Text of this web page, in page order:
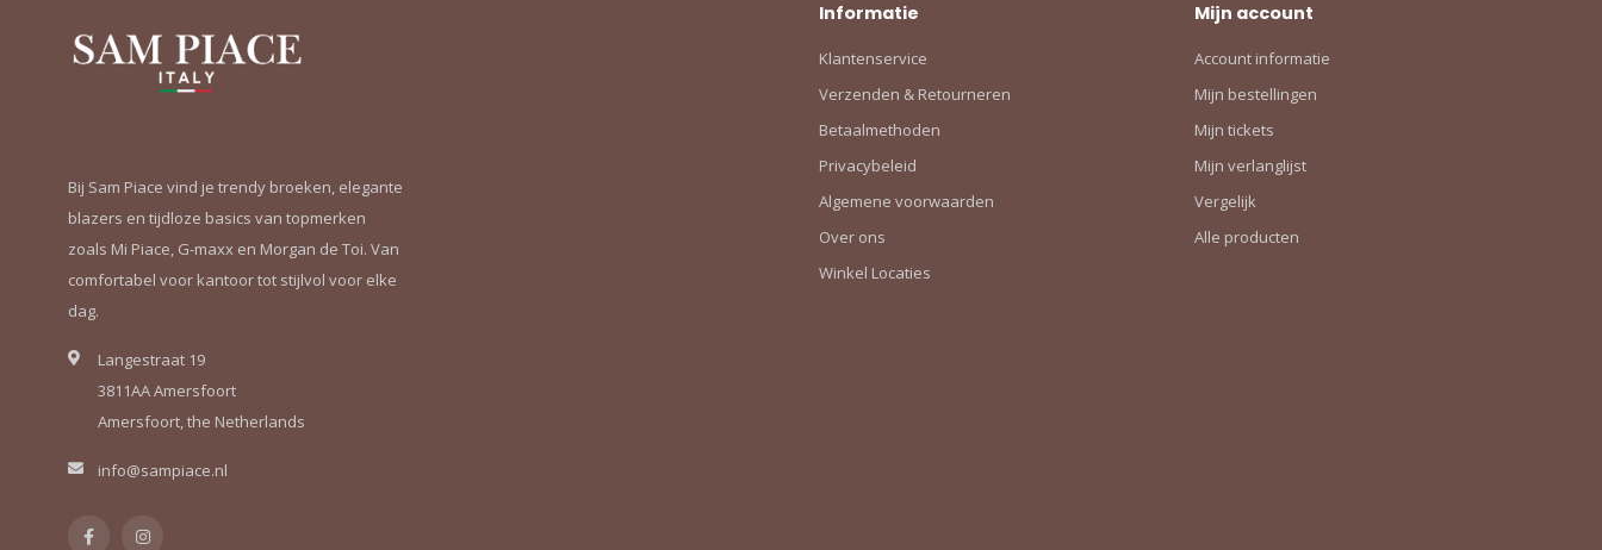
Bij Sam Piace vind je trendy broeken, elegante
blazers en tijdloze basics van topmerken
zoals Mi Piace, G-maxx en Morgan de Toi. Van
comfortabel voor kantoor tot stijlvol voor elke
dag.
Langestraat 19
3811AA Amersfoort
Amersfoort, the Netherlands
info@sampiace.nl
Informatie
Klantenservice
Verzenden & Retourneren
Betaalmethoden
Privacybeleid
Algemene voorwaarden
Over ons
Winkel Locaties
Mijn account
Account informatie
Mijn bestellingen
Mijn tickets
Mijn verlanglijst
Vergelijk
Alle producten